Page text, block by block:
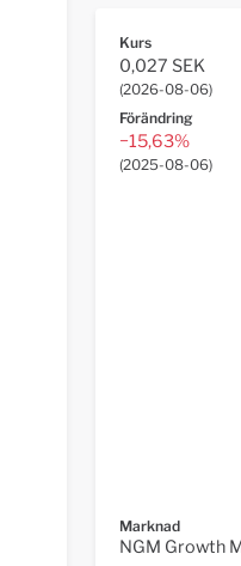
Kurs
0,027 SEK
(2026-08-06)
Förändring
−15,63%
(2025-08-06)
Marknad
NGM Growth